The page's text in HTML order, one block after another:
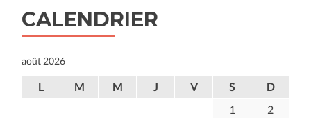
CALENDRIER
août 2026
L M M J V S
D
1
2